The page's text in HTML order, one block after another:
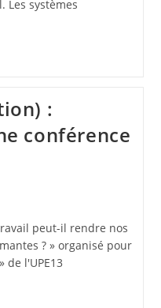
Les systèmes
:
conférence
peut-il rendre nos
? » organisé pour
de l'UPE13